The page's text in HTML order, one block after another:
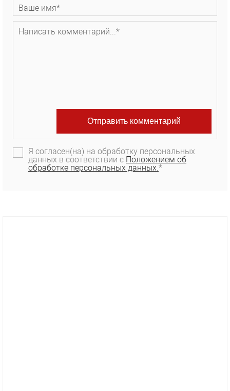
Я согласен(на) на обработку персональных
данных в соответствии с Положением об
обработке персональных данных.*